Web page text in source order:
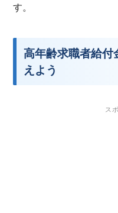
す。
高年齢求職者給付
えよう